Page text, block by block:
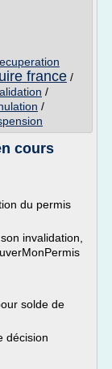
france /
/
/
cours
du permis
invalidation,
solde de
décision